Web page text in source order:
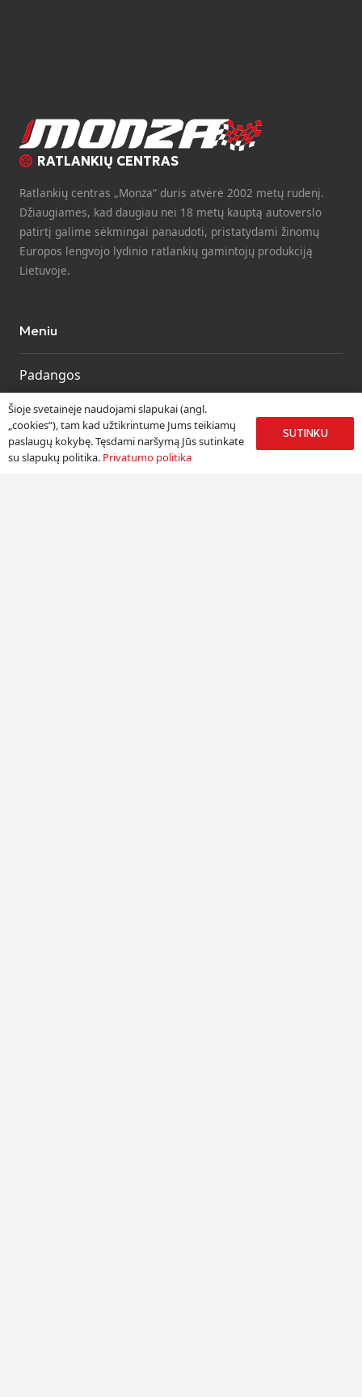
RATLANKIŲ CENTRAS
Ratlankių centras „Monza“ duris atvėrė 2002 metų rudenį.
Džiaugiamės, kad daugiau nei 18 metų kauptą autoverslo
patirtį galime sėkmingai panaudoti, pristatydami žinomų
Europos lengvojo lydinio ratlankių gamintojų produkciją
Lietuvoje.
Meniu
Padangos
Ratlankiai
Kitos prekės
Paslaugos
Šioje svetainėje naudojami slapukai (angl.
„cookies“), tam kad užtikrintume Jums teikiamų
paslaugų kokybę. Tęsdami naršymą Jūs sutinkate
su slapukų politika. Privatumo politika
SUTINKU